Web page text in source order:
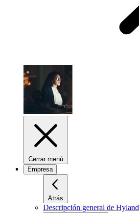
Cerrar menú
Empresa
Atrás
Descripción general de Hyland